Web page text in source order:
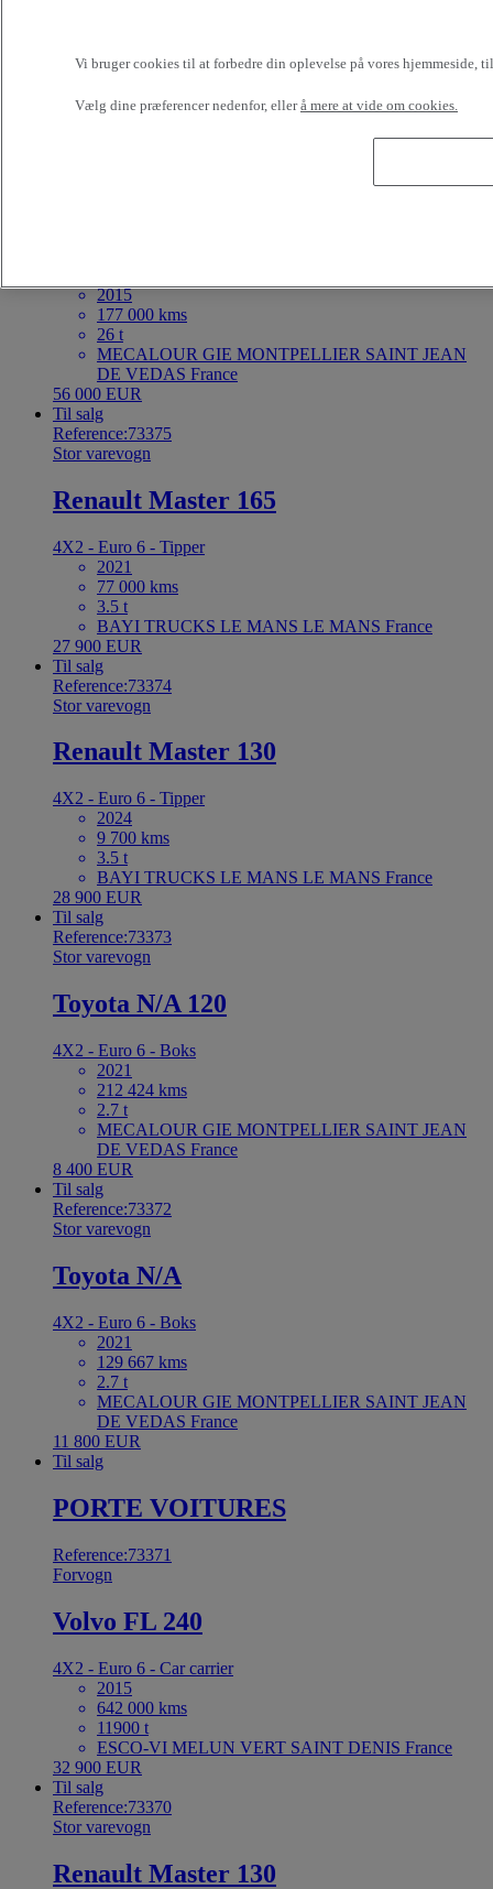
221 750 kms
RENAULT USED TRUCKS Londerzeel Belgium
2015
177 000 kms
26 t
MECALOUR GIE MONTPELLIER SAINT JEAN
DE VEDAS France
56 000 EUR
Til salg
Reference:73375
Stor varevogn
Renault Master 165
4X2 - Euro 6 - Tipper
2021
77 000 kms
3.5 t
BAYI TRUCKS LE MANS LE MANS France
27 900 EUR
Til salg
Reference:73374
Stor varevogn
Renault Master 130
4X2 - Euro 6 - Tipper
2024
9 700 kms
3.5 t
BAYI TRUCKS LE MANS LE MANS France
28 900 EUR
Til salg
Reference:73373
Stor varevogn
Toyota N/A 120
4X2 - Euro 6 - Boks
2021
212 424 kms
2.7 t
MECALOUR GIE MONTPELLIER SAINT JEAN
DE VEDAS France
8 400 EUR
Til salg
Reference:73372
Stor varevogn
Toyota N/A
4X2 - Euro 6 - Boks
2021
129 667 kms
2.7 t
MECALOUR GIE MONTPELLIER SAINT JEAN
DE VEDAS France
11 800 EUR
Til salg
PORTE VOITURES
Reference:73371
Forvogn
Volvo FL 240
4X2 - Euro 6 - Car carrier
2015
642 000 kms
11900 t
ESCO-VI MELUN VERT SAINT DENIS France
32 900 EUR
Til salg
Reference:73370
Stor varevogn
Renault Master 130
Vi bruger cookies til at forbedre din oplevelse på vores hjemmeside,
Vælg dine præferencer nedenfor, ellerå mere at vide om cookies.